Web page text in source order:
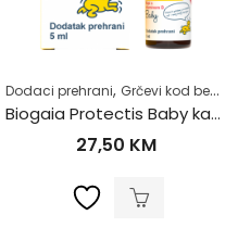
Majke i djeca,Probiotici,Proliv i
Dodaci prehrani, Grčevi kod beba
Biogaia Protectis Baby kapi+D3
27,50 KM